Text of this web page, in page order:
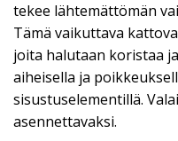
tekee lähtemättömän
Tämä vaikuttava
joita halutaan koristaa
aiheisella ja
sisustuselementillä.
asennettavaksi.